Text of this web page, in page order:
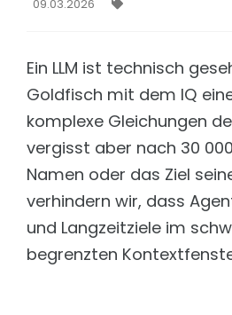
Intelligenz orchestrieren.
Features
Aus Daten echte Intelligenz
Integration
Nahtlose Integration.
Security & DSGVO
KI ist nur dann wertvoll, wenn
Technologie: LLM & RAG
Dreamteam LLM & RAG: So
Preisübersicht
Content Management
TYPO3, FirstSpirit und
XML-Übersetzung mit KI
Vereinfachtes, Browser-
Sicherheit
Prüfung Ihrer Webseite
Hosting
Eine Lösung für jede
09.03.2026
Ein LLM ist technisch
Goldfisch mit dem IQ
komplexe Gleichungen
vergisst aber nach 30
Namen oder das Ziel
verhindern wir, dass
und Langzeitziele im
begrenzten